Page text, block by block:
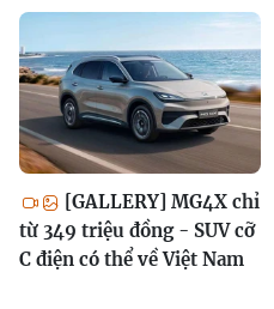
[GALLERY] MG4X chỉ
từ 349 triệu đồng - SUV cỡ
C điện có thể về Việt Nam